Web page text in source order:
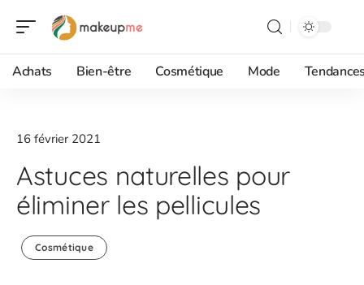
Achats Bien-être Cosmétique Mode
16 février 2021
Astuces naturelles pour
éliminer les pellicules
Cosmétique